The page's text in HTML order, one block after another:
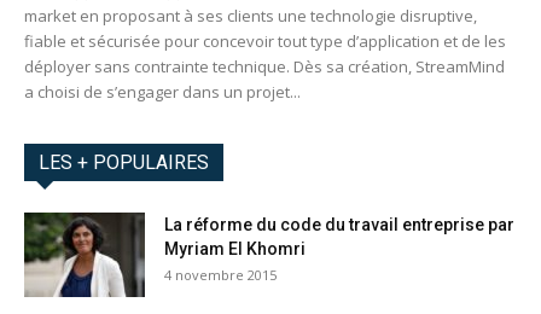
market en proposant à ses clients une technologie disruptive,
fiable et sécurisée pour concevoir tout type d’application et de les
déployer sans contrainte technique. Dès sa création, StreamMind
a choisi de s’engager dans un projet...
LES + POPULAIRES
La réforme du code du travail entreprise par
Myriam El Khomri
4 novembre 2015